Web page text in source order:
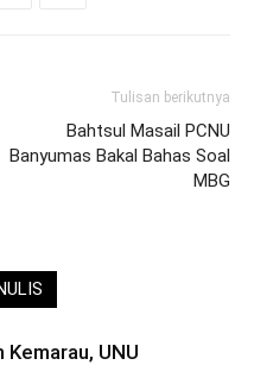
Tulisan berikutnya
Bahtsul Masail PCNU
Banyumas Bakal Bahas Soal
MBG
UNU